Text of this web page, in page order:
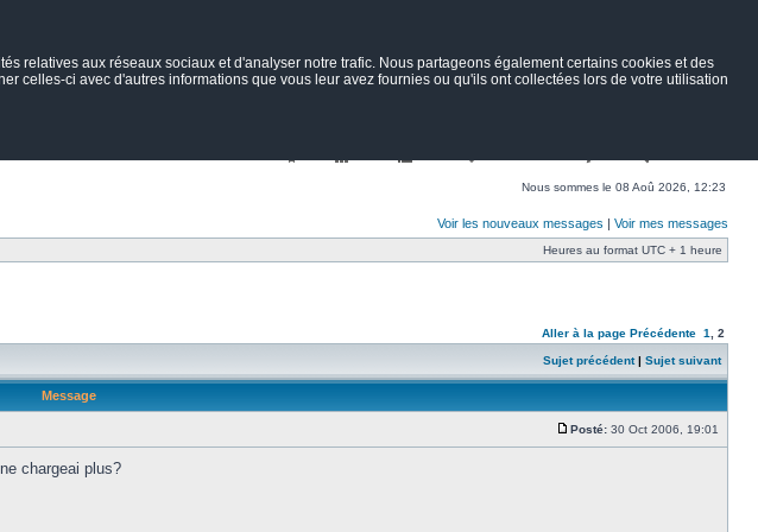
relatives aux réseaux sociaux et d'analyser notre trafic. Nous partageons également certains cookies et des
celles-ci avec d'autres informations que vous leur avez fournies ou qu'ils ont collectées lors de votre utilisation
Nous sommes le 08 Aoû 2026, 12:23
Voir les nouveaux messages | Voir mes messages
Heures au format UTC + 1 heure
Aller à la page Précédente 1 2
Sujet précédent| Sujet suivant
Message
Posté: 30 Oct 2006, 19:01
chargeai plus?